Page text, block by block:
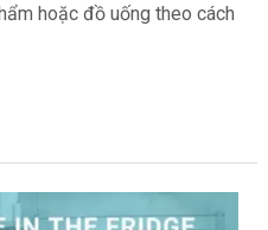
hoặc đồ uống theo cách